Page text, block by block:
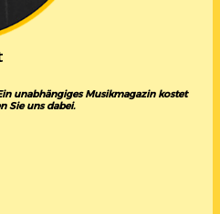
unabhängiges Musikmagazin kostet
Sie uns dabei.